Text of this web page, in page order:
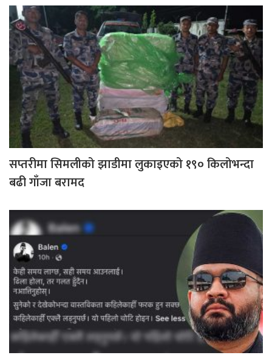
सप्तरीमा सिमलीको झाडीमा लुकाइएको १९० किलोभन्दा
बढी गाँजा बरामद